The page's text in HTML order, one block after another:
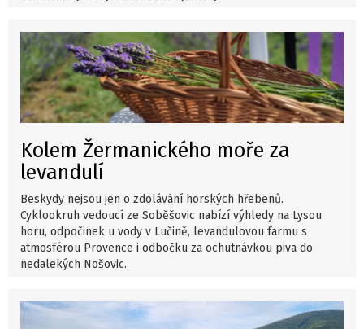
Kolem Žermanického moře za
levandulí
Beskydy nejsou jen o zdolávání horských hřebenů.
Cyklookruh vedoucí ze Soběšovic nabízí výhledy na Lysou
horu, odpočinek u vody v Lučině, levandulovou farmu s
atmosférou Provence i odbočku za ochutnávkou piva do
nedalekých Nošovic.